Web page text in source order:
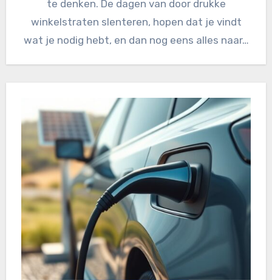
te denken. De dagen van door drukke
winkelstraten slenteren, hopen dat je vindt
wat je nodig hebt, en dan nog eens alles naar…